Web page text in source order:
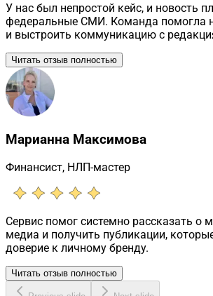
У нас был непростой кейс, и новость
федеральные СМИ. Команда помогла
и выстроить коммуникацию с
Читать отзыв полностью
Марианна Максимова
Финансист, НЛП-мастер
Сервис помог системно рассказать о
медиа и получить публикации,
доверие к личному бренду.
Читать отзыв полностью